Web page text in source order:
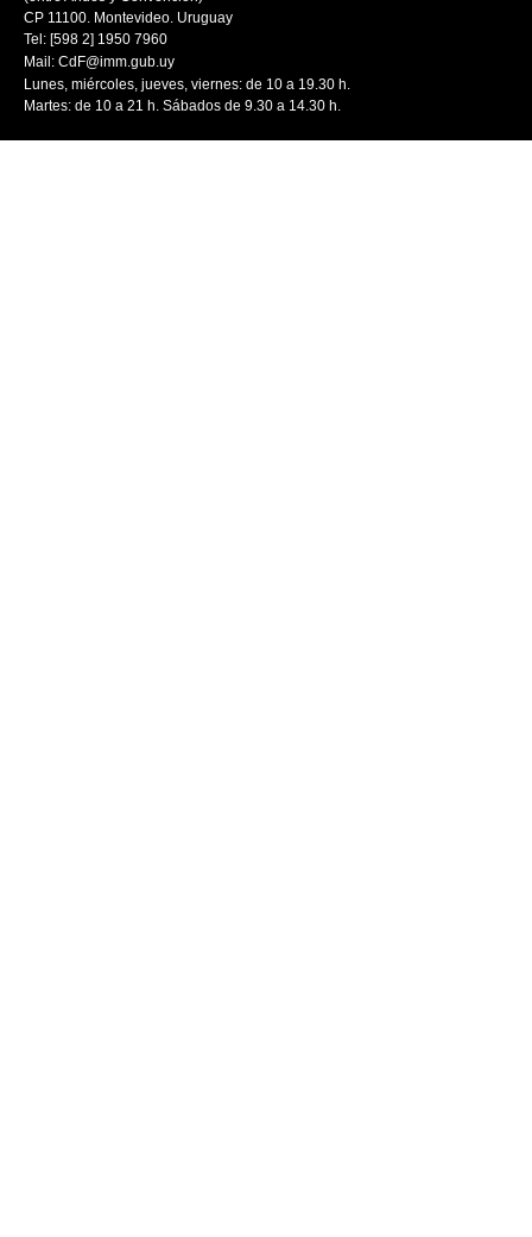
CP 11100. Montevideo. Uruguay
Tel: [598 2] 1950 7960
Mail: CdF@imm.gub.uy
Lunes, miércoles, jueves, viernes: de 10 a 19.30 h.
Martes: de 10 a 21 h. Sábados de 9.30 a 14.30 h.